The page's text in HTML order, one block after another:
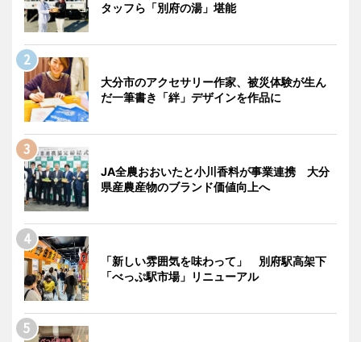
タッフら「別府の湯」堪能
大分市のアクセサリー作家、被災体験が生ん
だ一筆書き「絆」デザインを作品に
JA全農おおいたと小川香料が事業連携 大分
県産農産物のブランド価値向上へ
「新しい雰囲気を味わって」 別府駅高架下
「べっぷ駅市場」リニューアル